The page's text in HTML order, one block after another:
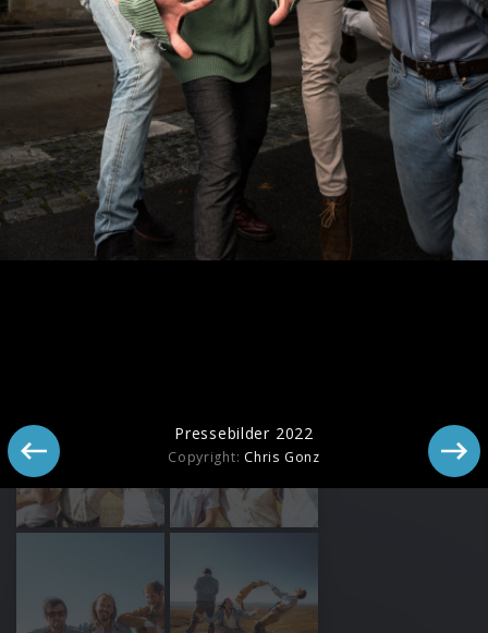
Pressebilder 2022
Copyright: Chris Gonz